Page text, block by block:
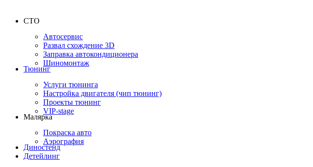
СТО
Автосервис
Развал схождение 3D
Заправка автокондиционера
Шиномонтаж
Тюнинг
Услуги тюнинга
Настройка двигателя (чип тюнинг)
Проекты тюнинг
VIP-stage
Малярка
Покраска авто
Аэрография
Диностенд
Детейлинг